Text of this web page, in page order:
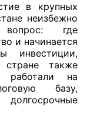
в крупных
неизбежно
где
и начинается
инвестиции,
также
работали на
базу,